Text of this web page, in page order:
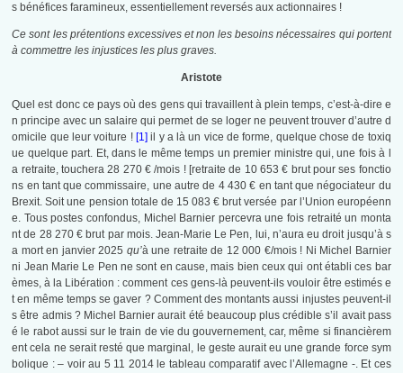
s bénéfices faramineux, essentiellement reversés aux actionnaires !
Ce sont les prétentions excessives et non les besoins nécessaires qui portent
à commettre les injustices les plus graves.
Aristote
Quel est donc ce pays où des gens qui travaillent à plein temps, c’est-à-dire e
n principe avec un salaire qui permet de se loger ne peuvent trouver d’autre d
omicile que leur voiture ! [1] il y a là un vice de forme, quelque chose de toxiq
ue quelque part. Et, dans le même temps un premier ministre qui, une fois à l
a retraite, touchera 28 270 € /mois ! [retraite de 10 653 € brut pour ses fonctio
ns en tant que commissaire, une autre de 4 430 € en tant que négociateur du
Brexit. Soit une pension totale de 15 083 € brut versée par l’Union européenn
e. Tous postes confondus, Michel Barnier percevra une fois retraité un monta
nt de 28 270 € brut par mois. Jean-Marie Le Pen, lui, n’aura eu droit jusqu’à s
a mort en janvier 2025 qu’à une retraite de 12 000 €/mois ! Ni Michel Barnier
ni Jean Marie Le Pen ne sont en cause, mais bien ceux qui ont établi ces bar
èmes, à la Libération : comment ces gens-là peuvent-ils vouloir être estimés e
t en même temps se gaver ? Comment des montants aussi injustes peuvent-il
s être admis ? Michel Barnier aurait été beaucoup plus crédible s’il avait pass
é le rabot aussi sur le train de vie du gouvernement, car, même si financièrem
ent cela ne serait resté que marginal, le geste aurait eu une grande force sym
bolique : – voir au 5 11 2014 le tableau comparatif avec l’Allemagne -. Et ces